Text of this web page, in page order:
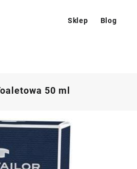
Sklep Blog
50 ml